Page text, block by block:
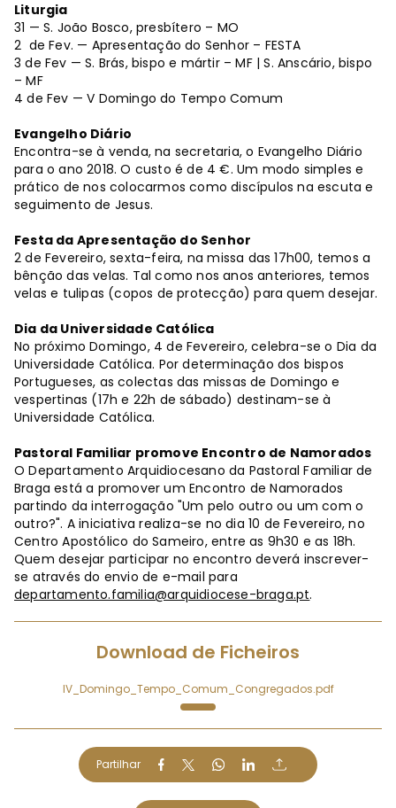
Liturgia
31 — S. João Bosco, presbítero – MO
2 de Fev. — Apresentação do Senhor – FESTA
3 de Fev — S. Brás, bispo e mártir – MF | S. Anscário, bispo
– MF
4 de Fev — V Domingo do Tempo Comum
Evangelho Diário
Encontra-se à venda, na secretaria, o Evangelho Diário
para o ano 2018. O custo é de 4 €. Um modo simples e
prático de nos colocarmos como discípulos na escuta e
seguimento de Jesus.
Festa da Apresentação do Senhor
2 de Fevereiro, sexta-feira, na missa das 17h00, temos a
bênção das velas. Tal como nos anos anteriores, temos
velas e tulipas (copos de protecção) para quem desejar.
Dia da Universidade Católica
No próximo Domingo, 4 de Fevereiro, celebra-se o Dia da
Universidade Católica. Por determinação dos bispos
Portugueses, as colectas das missas de Domingo e
vespertinas (17h e 22h de sábado) destinam-se à
Universidade Católica.
Pastoral Familiar promove Encontro de Namorados
O Departamento Arquidiocesano da Pastoral Familiar de
Braga está a promover um Encontro de Namorados
partindo da interrogação "Um pelo outro ou um com o
outro?". A iniciativa realiza-se no dia 10 de Fevereiro, no
Centro Apostólico do Sameiro, entre as 9h30 e as 18h.
Quem desejar participar no encontro deverá inscrever-
se através do envio de e-mail para
departamento.familia@arquidiocese-braga.pt.
Download de Ficheiros
IV_Domingo_Tempo_Comum_Congregados.pdf
Partilhar